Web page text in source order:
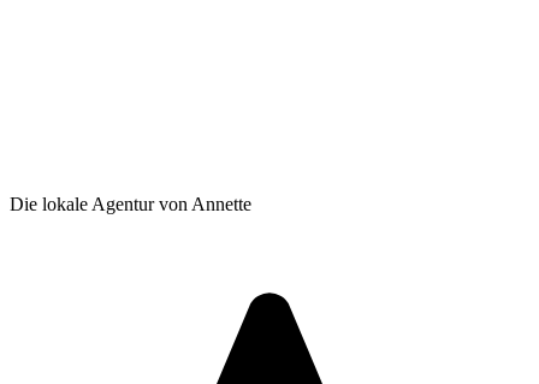
Die lokale Agentur von Annette